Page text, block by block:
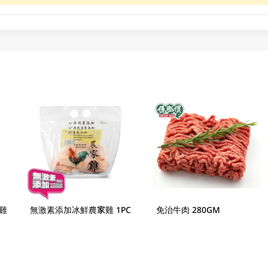
無激素添加冰鮮農家雞 1PC 免治牛肉 280GM